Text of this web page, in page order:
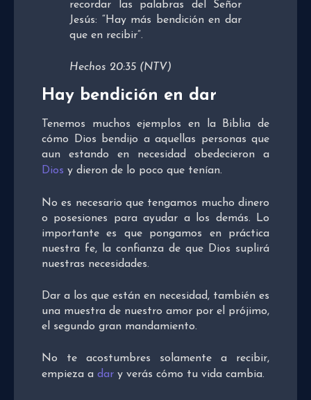
recordar las palabras del Señor
Jesús: “Hay más bendición en dar
que en recibir”.
Hechos 20:35 (NTV)
Hay bendición en dar
Tenemos muchos ejemplos en la Biblia de
cómo Dios bendijo a aquellas personas que
aun estando en necesidad obedecieron a
Dios y dieron de lo poco que tenían.
No es necesario que tengamos mucho dinero
o posesiones para ayudar a los demás. Lo
importante es que pongamos en práctica
nuestra fe, la confianza de que Dios suplirá
nuestras necesidades.
Dar a los que están en necesidad, también es
una muestra de nuestro amor por el prójimo,
el segundo gran mandamiento.
No te acostumbres solamente a recibir,
empieza a dar y verás cómo tu vida cambia.